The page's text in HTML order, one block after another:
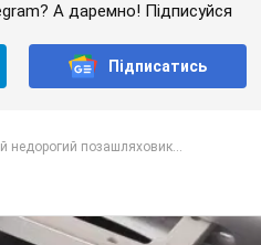
А даремно! Підписуйся
Підписатись
недорогий позашляховик...